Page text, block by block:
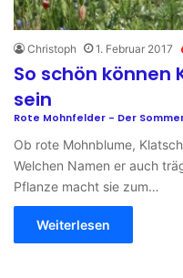
Christoph 1. Februar 2017
So schön können
sein
Rote Mohnfelder - Der
Ob rote Mohnblume,
Welchen Namen er auch
Pflanze macht sie zum…
Weiterlesen